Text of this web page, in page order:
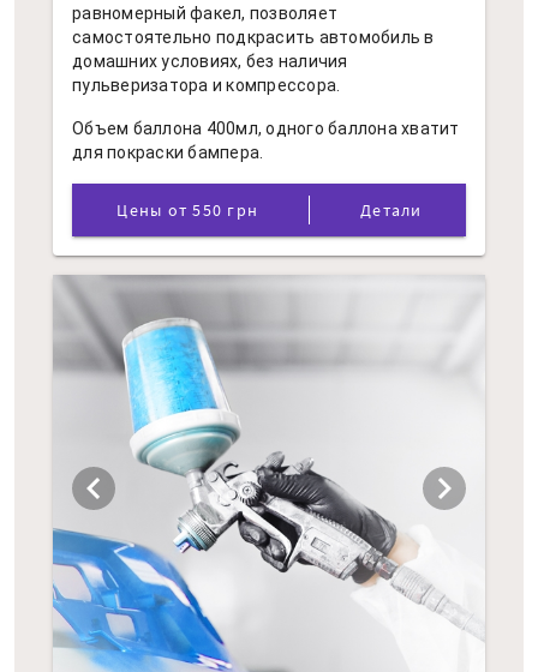
равномерный факел, позволяет
самостоятельно подкрасить автомобиль в
домашних условиях, без наличия
пульверизатора и компрессора.
Объем баллона 400мл, одного баллона хватит
для покраски бампера.
Цены от 550 грн Детали
chevron_left chevron_right